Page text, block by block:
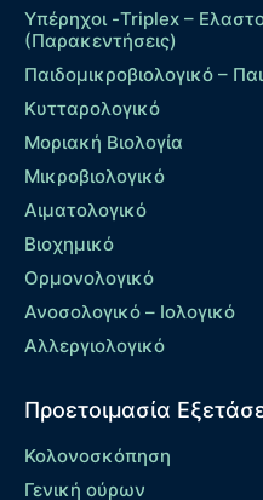
Υπέρηχοι -Triplex –
(Παρακεντήσεις)
Παιδομικροβιολογικό –
Κυτταρολογικό
Μοριακή Βιολογία
Μικροβιολογικό
Αιματολογικό
Βιοχημικό
Ορμονολογικό
Ανοσολογικό – Ιολογικό
Αλλεργιολογικό
Προετοιμασία
Κολονοσκόπηση
Γενική ούρων